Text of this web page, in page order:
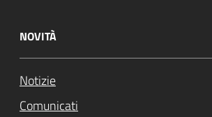
NOVITÀ
Notizie
Comunicati